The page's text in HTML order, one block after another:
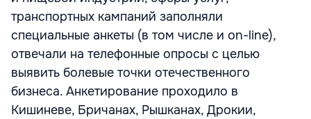
транспортных кампаний заполняли
специальные анкеты (в том числе и on-line),
отвечали на телефонные опросы с целью
выявить болевые точки отечественного
бизнеса. Анкетирование проходило в
Кишиневе, Бричанах, Рышканах, Дрокии,